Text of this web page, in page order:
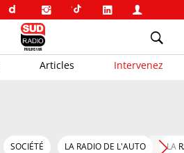
Articles Intervenez
SOCIÉTÉ LA RADIO DE L'AUTO LA